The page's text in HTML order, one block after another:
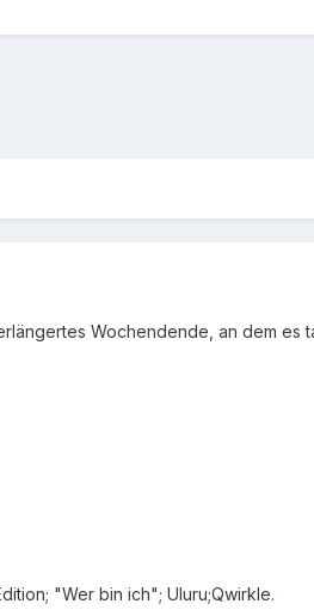
Wochendende, an dem
"Wer bin ich"; Uluru;Qwirkle.